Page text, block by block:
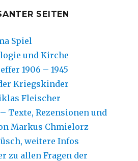
SEITEN
Spiel
und Kirche
1906 – 1945
Kriegskinder
Fleischer
Texte, Rezensionen und
Markus Chmielorz
weitere Infos
zu allen Fragen der